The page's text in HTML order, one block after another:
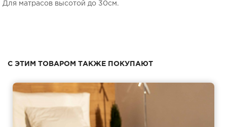
Для матрасов высотой до 30см.
С ЭТИМ ТОВАРОМ ТАКЖЕ ПОКУПАЮТ